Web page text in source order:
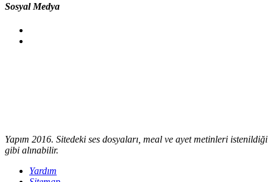
Sosyal Medya
Yapım 2016. Sitedeki ses dosyaları, meal ve ayet metinleri istenildiği
gibi alınabilir.
Yardım